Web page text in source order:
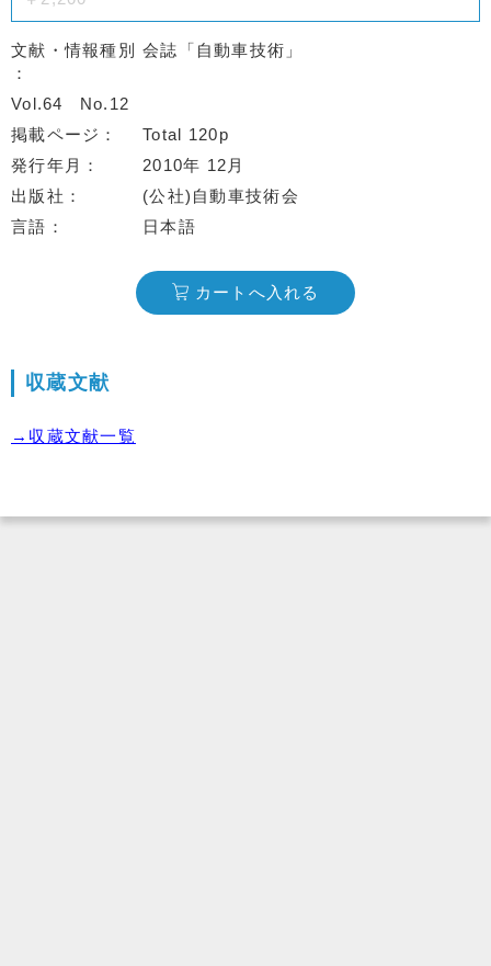
文献・情報種別 会誌「自動車技術」
Vol.64
No.12
掲載ページ
Total 120p
発行年月
2010年 12月
出版社
(公社)自動車技術会
言語
日本語
カートへ入れる
収蔵文献
→収蔵文献一覧